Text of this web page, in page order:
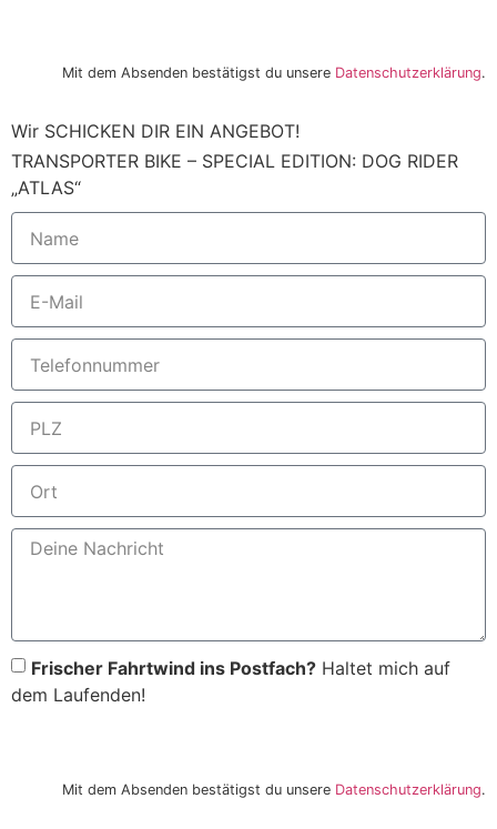
Mit dem Absenden bestätigst du unsere Datenschutzerklärung.
Wir SCHICKEN DIR EIN ANGEBOT!
TRANSPORTER BIKE – SPECIAL EDITION: DOG RIDER
„ATLAS“
Frischer Fahrtwind ins Postfach? Haltet mich auf
dem Laufenden!
Mit dem Absenden bestätigst du unsere Datenschutzerklärung.